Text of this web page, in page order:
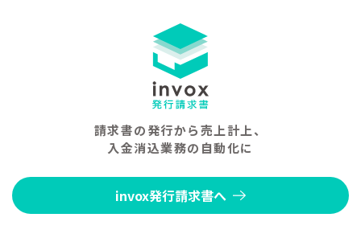
請求書の発行から売上計上、
入金消込業務の自動化に
invox発行請求書へ